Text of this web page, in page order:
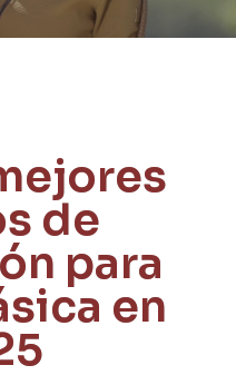
de
para
en